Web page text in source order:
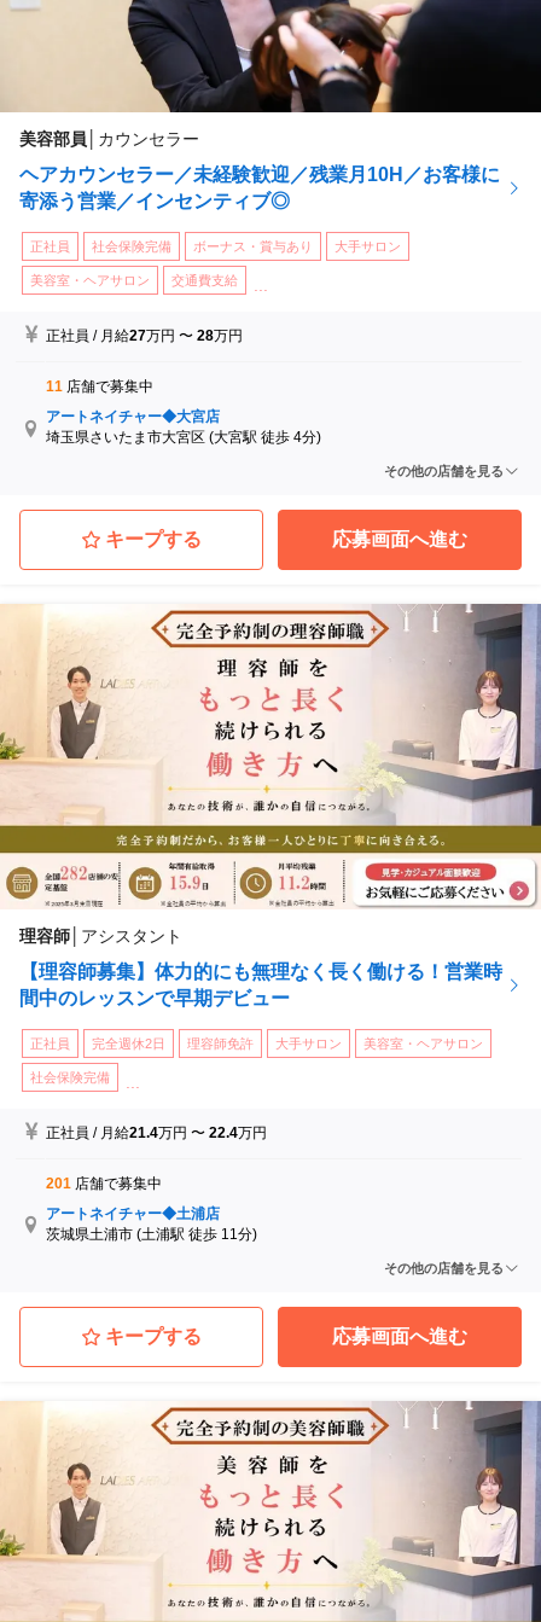
美容部員 カウンセラー
ヘアカウンセラー／未経験歓迎／残業月10H／お客様に
寄添う営業／インセンティブ◎
正社員 社会保険完備 ボーナス・賞与あり 大手サロン
美容室・ヘアサロン 交通費支給 ...
正社員 / 月給27万円 〜28万円
11 店舗で募集中
アートネイチャー◆大宮店
埼玉県さいたま市大宮区 (大宮駅 徒歩 4分)
アートネイチャー◆名古屋店
愛知県名古屋市中村区 (名古屋駅 徒歩 9分)
アートネイチャー◆京都店
京都府京都市下京区 (四条駅 徒歩 4分)
大阪府大阪市北区 (西梅田駅 徒歩 3分)
アートネイチャー◆広島店
広島県広島市中区
(八丁堀駅 徒歩 2分)
...他
その他の店舗を見る
キープする 応募画面へ進む
理容師 アシスタント
【理容師募集】体力的にも無理なく長く働ける！営業時
間中のレッスンで早期デビュー
正社員 完全週休2日 理容師免許 大手サロン 美容室・ヘアサロン
社会保険完備
正社員 / 月給21.4万円 〜22.4万円
201 店舗で募集中
アートネイチャー◆土浦店
茨城県土浦市 (土浦駅 徒歩 11分)
アートネイチャー◆前橋店
群馬県前橋市
(前橋駅 徒歩 6分)
アートネイチャー◆高崎店
群馬県高崎市 (高崎駅 徒歩 7分)
埼玉県熊谷市
(熊谷駅 徒歩 3分)
アートネイチャー◆所沢店
埼玉県所沢市
(所沢駅 徒歩 3分)
...他
その他の店舗を見る
キープする 応募画面へ進む